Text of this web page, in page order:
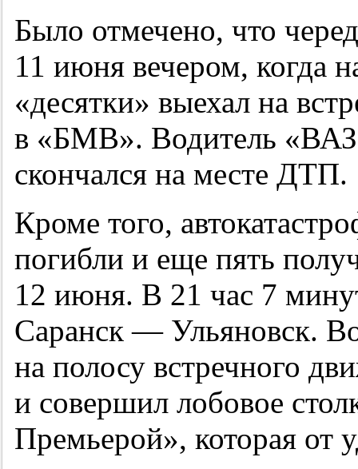
Было отмечено, что
11 июня вечером, когда
«десятки» выехал на
в «БМВ». Водитель
скончался на месте ДТП.
Кроме того,
погибли и еще пять
12 июня. В 21 час 7
Саранск — Ульяновск.
на полосу встречного
и совершил лобовое
Премьерой», которая от